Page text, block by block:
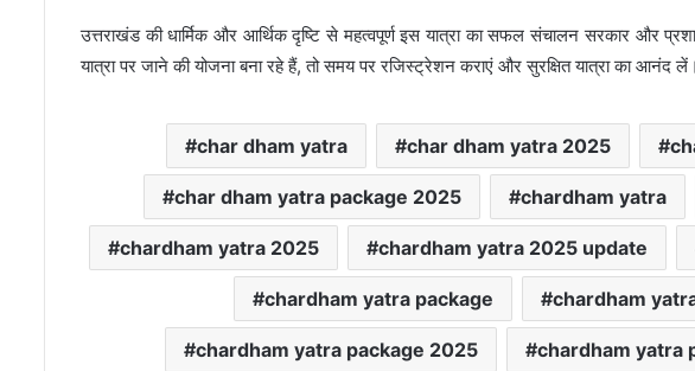
उत्तराखंड की धार्मिक और आर्थिक दृष्टि से महत्वपूर्ण इस यात्रा का सफल संचालन सरकार और
यात्रा पर जाने की योजना बना रहे हैं, तो समय पर रजिस्ट्रेशन कराएं और सुरक्षित यात्रा का आनंद लें।
char dham yatra char dham yatra 2025
char dham yatra package 2025 chardham yatra
chardham yatra 2025 chardham yatra 2025 update
chardham yatra package chardham
chardham yatra package 2025 chardham yatra